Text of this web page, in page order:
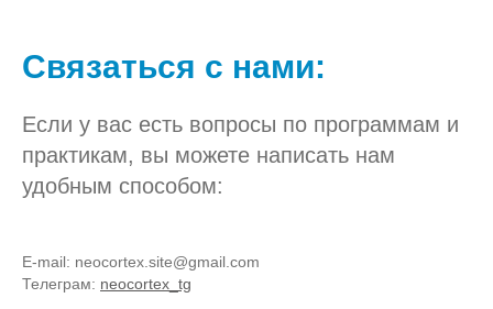
Связаться с нами:
Если у вас есть вопросы по программам и
практикам, вы можете написать нам
удобным способом:
E-mail: neocortex.site@gmail.com
Телеграм: neocortex_tg